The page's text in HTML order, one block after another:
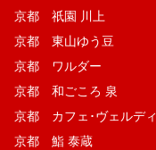
京都 祇園 川上
京都 東山ゆう豆
京都 ワルダー
京都 和ごころ 泉
京都 カフェ･ヴェルディ
京都 鮨 泰蔵